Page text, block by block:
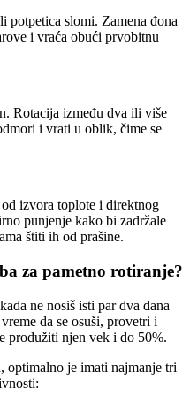
potpetica slomi. Zamena đona
i vraća obući prvobitnu
Rotacija između dva ili više
i vrati u oblik, čime se
izvora toplote i direktnog
punjenje kako bi zadržale
štiti ih od prašine.
za pametno rotiranje?
ne nosiš isti par dva dana
da se osuši, provetri i
produžiti njen vek i do 50%.
optimalno je imati najmanje tri